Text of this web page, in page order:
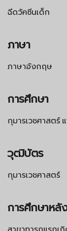
ฉีดวัคซีนเด็ก
ภาษา
ภาษาอังกฤษ
การศึกษา
กุมารเวชศาสตร์
วุฒิบัตร
กุมารเวชศาสตร์
การศึกษาห